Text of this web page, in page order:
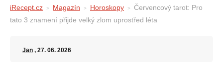
iRecept.cz Magazín Horoskopy
Červencový tarot: Pro
tato 3 znamení přijde velký zlom uprostřed léta
Jan , 27. 06. 2026